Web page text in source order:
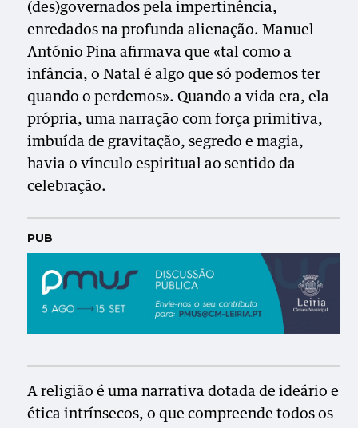
(des)governados pela impertinência,
enredados na profunda alienação. Manuel
António Pina afirmava que «tal como a
infância, o Natal é algo que só podemos ter
quando o perdemos». Quando a vida era, ela
própria, uma narração com força primitiva,
imbuída de gravitação, segredo e magia,
havia o vínculo espiritual ao sentido da
celebração.
PUB
A religião é uma narrativa dotada de ideário e
ética intrínsecos, o que compreende todos os